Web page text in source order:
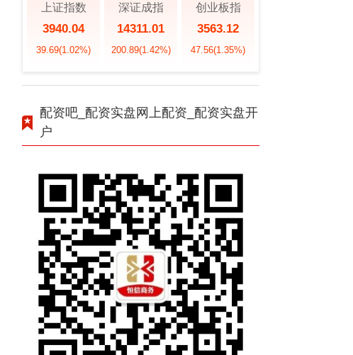
上证指数
3940.04
39.69(1.02%)
深证成指
14311.01
200.89(1.42%)
创业板指
3563.12
47.56(1.35%)
配资吧_配资实盘网上配资_配资实盘开
户